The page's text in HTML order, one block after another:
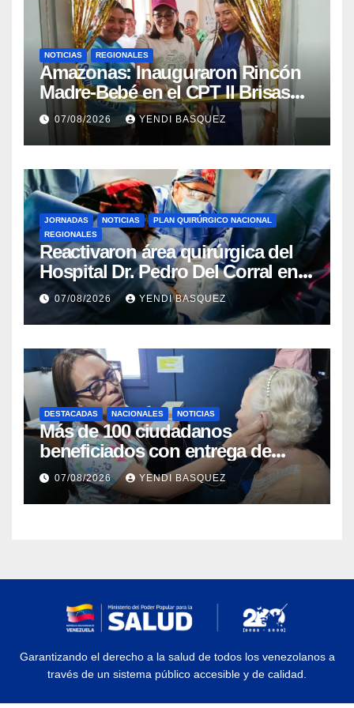
NOTICIAS REGIONALES
​Amazonas: Inauguraron Rincón
Madre-Bebé en el CPT II Brisas
del Aeropuerto ​Inauguraron
Rincón
07/08/2026 YENDI BASQUEZ
JORNADAS NOTICIAS
PLAN QUIRÚRGICO NACIONAL
REGIONALES
Reactivaron área quirúrgica del
Hospital Dr. Pedro Del Corral en
Guárico
07/08/2026 YENDI BASQUEZ
DESTACADAS NACIONALES NOTICIAS
Más de 100 ciudadanos
beneficiados con entrega de
prótesis auditivas en el Centro de
Rehabilitación J.J. Arvelo
07/08/2026 YENDI BASQUEZ
Garantizando el derecho a la salud de todos los venezolanos a
través de un sistema público accesible y de calidad.